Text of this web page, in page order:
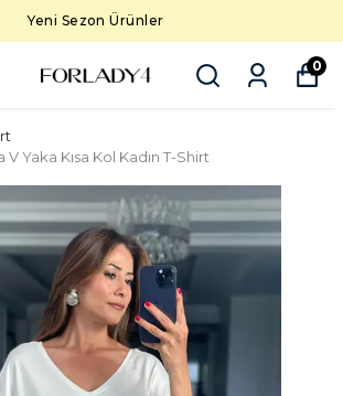
Yeni Sezon Ürünler
0
Yaka Kısa Kol Kadın T-Shirt